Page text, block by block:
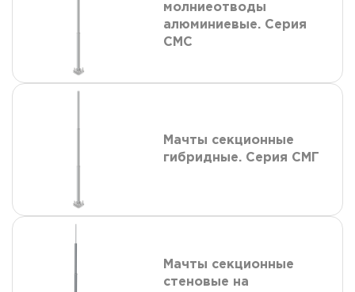
молниеотводы
алюминиевые. Серия
СМС
Мачты секционные
гибридные. Серия СМГ
Мачты секционные
стеновые на